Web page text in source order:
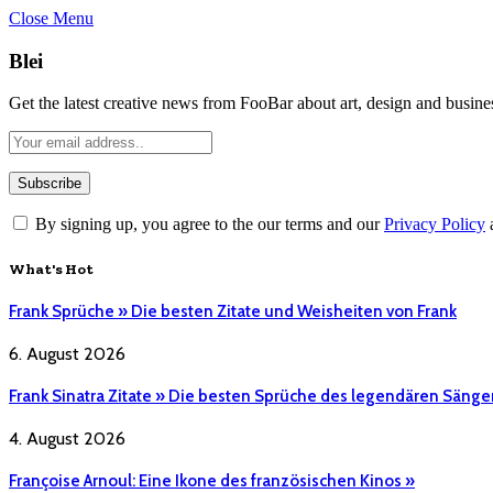
Close Menu
Blei
Get the latest creative news from FooBar about art, design and
By signing up, you agree to the our terms and ourPrivacy Policy
What's Hot
Frank Sprüche » Die besten Zitate und Weisheiten von Frank
6. August 2026
Frank Sinatra Zitate » Die besten Sprüche des legendären
4. August 2026
Françoise Arnoul: Eine Ikone des französischen Kinos »